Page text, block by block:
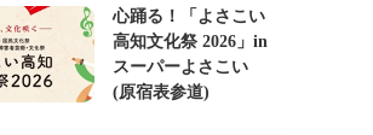
心踊る！「よさこい
高知文化祭 2026」in
スーパーよさこい
(原宿表参道)